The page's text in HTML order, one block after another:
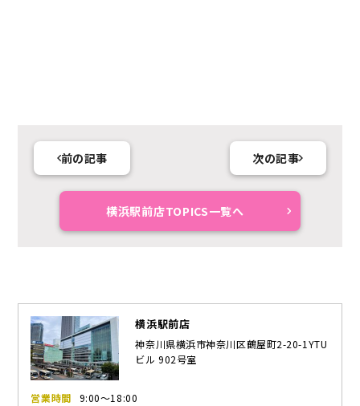
前の記事 次の記事
横浜駅前店TOPICS一覧へ
横浜駅前店
神奈川県横浜市神奈川区鶴屋町2-20-1YTU
ビル 902号室
営業時間
9:00～18:00